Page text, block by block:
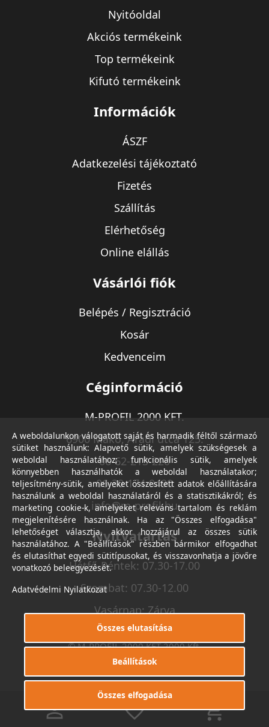
0
Nyitóoldal
Akciós termékeink
Top termékeink
Kifutó termékeink
Információk
ÁSZF
Adatkezelési tájékoztató
Fizetés
Szállítás
Elérhetőség
Online elállás
Vásárlói fiók
Belépés / Regisztráció
Kosár
Kedvenceim
Céginformáció
M-PROFIL 2000 KFT.
6900 Makó, Aradi utca 125.
06-62-213-220
06-30-174-9490
info@m-profil.hu
Nyitvatartás
Hétfő-Péntek: 07.30-17.00
Szombat: 07.30-12.00
Vasárnap: Zárva
© M-PROFIL 2000 KFT 2000 Kft.
Minden jog fenntartva.
KészítetteI.T.C. Kft.
A weboldalunkon válogatott saját és harmadik féltől származó
sütiket használunk: Alapvető sütik, amelyek szükségesek a
weboldal használatához; funkcionális sütik, amelyek
könnyebben használhatók a weboldal használatakor;
teljesítmény-sütik, amelyeket összesített adatok előállítására
használunk a weboldal használatáról és a statisztikákról; és
marketing cookie-k, amelyeket releváns tartalom és reklám
megjelenítésére használnak. Ha az "Összes elfogadása"
lehetőséget választja, akkor hozzájárul az összes sütik
használatához. A "Beállítások" részben bármikor elfogadhat
és elutasíthat egyedi sütitípusokat, és visszavonhatja a jövőre
vonatkozó beleegyezését.
Adatvédelmi Nyilatkozat
Összes elutasítása
Beállítások
Összes elfogadása